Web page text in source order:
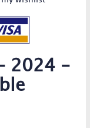
2024 -